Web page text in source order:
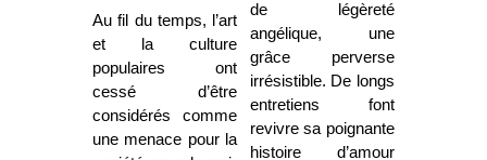
Au fil du temps, l’art
et la culture
populaires ont
cessé d’être
considérés comme
une menace pour la
de légèreté
angélique, une
grâce perverse
irrésistible. De longs
entretiens font
revivre sa poignante
histoire d’amour